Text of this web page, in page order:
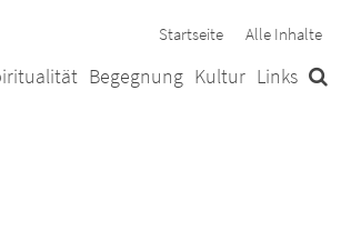
Startseite Alle Inhalte
Begegnung Kultur Links